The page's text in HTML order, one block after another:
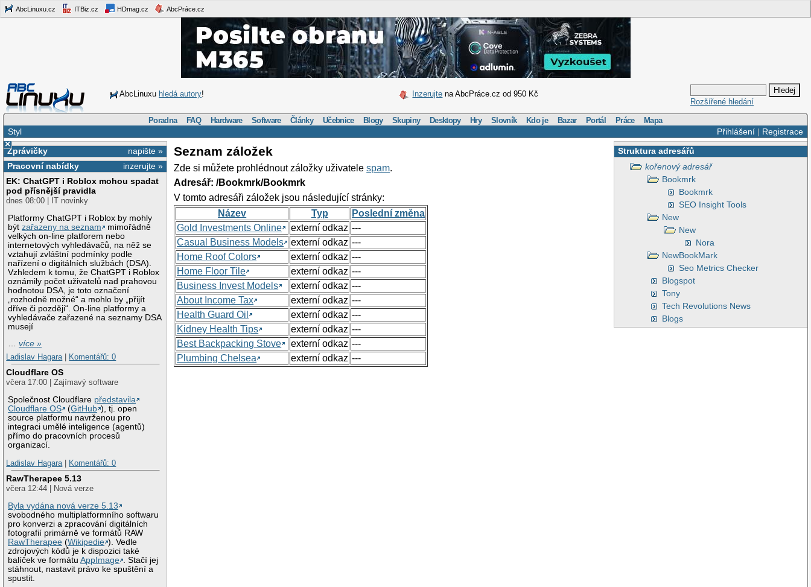
AbcLinuxu.cz ITBiz.cz HDmag.cz AbcPráce.cz
AbcLinuxu hledá autory! Inzerujte na AbcPráce.cz od 950 Kč
Rozšířené hledání
Poradna FAQ Hardware Software Články Učebnice Blogy Skupiny Desktopy Hry Slovník Kdo je Bazar Portál Práce Mapa
Přihlášení| Registrace
Styl
×
napište »
Zprávičky
inzerujte »
Pracovní nabídky
EK: ChatGPT i Roblox mohou spadat
pod přísnější pravidla
dnes 08:00 | IT novinky
Platformy ChatGPT i Roblox by mohly
býtzařazeny na seznam
mimořádně
velkých on-line platforem nebo
internetových vyhledávačů, na něž se
vztahují zvláštní podmínky podle
nařízení o digitálních službách (DSA).
Vzhledem k tomu, že ChatGPT i Roblox
oznámily počet uživatelů nad prahovou
hodnotou DSA, je toto označení
„rozhodně možné“ a mohlo by „přijít
dříve či později“. On-line platformy a
vyhledávače zařazené na seznamy DSA
musejí
…více »
Ladislav Hagara
Komentářů: 0
Cloudflare OS
včera 17:00 | Zajímavý software
Společnost Cloudflare představila
Cloudflare OS
(GitHub ), tj. open
source platformu navrženou pro
integraci umělé inteligence (agentů)
přímo do pracovních procesů
organizací.
Ladislav Hagara
Komentářů: 0
RawTherapee 5.13
včera 12:44 | Nová verze
Byla vydána nová verze 5.13
svobodného multiplatformního softwaru
pro konverzi a zpracování digitálních
fotografií primárně ve formátů RAW
RawTherapee (Wikipedie ). Vedle
zdrojových kódů je k dispozici také
balíček ve formátuAppImage . Stačí jej
stáhnout, nastavit právo ke spuštění a
spustit.
Struktura adresářů
kořenový adresář
Bookmrk
Bookmrk
SEO Insight Tools
New
New
Nora
NewBookMark
Seo Metrics Checker
Blogspot
Tony
Tech Revolutions News
Blogs
Seznam záložek
Zde si můžete prohlédnout záložky uživatelespam.
Adresář: /Bookmrk/Bookmrk
V tomto adresáři záložek jsou následující stránky:
Název
Typ
Poslední změna
Gold Investments Online
externí odkaz ---
Casual Business Models
externí odkaz ---
Home Roof Colors
externí odkaz ---
Home Floor Tile
externí odkaz ---
Business Invest Models
externí odkaz ---
About Income Tax
externí odkaz ---
Health Guard Oil
externí odkaz ---
Kidney Health Tips
externí odkaz ---
Best Backpacking Stove
externí odkaz ---
Plumbing Chelsea
externí odkaz ---